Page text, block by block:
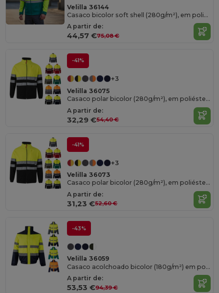
Velilla 36144
Casaco bicolor soft shell (280g/m²), em poliéster (96%) e elastano (4%)
A partir de:
44,57 €75,08 €
-41%
+3
Velilla 36075
Casaco polar bicolor (280g/m²), em poliéster (100%)
A partir de:
32,29 €54,40 €
-41%
+3
Velilla 36073
Casaco polar bicolor (280g/m²), em poliéster (100%)
A partir de:
31,23 €52,60 €
-43%
Velilla 36059
Casaco acolchoado bicolor (180g/m²) em poliéster (100%), com recobrimento de PU
A partir de:
53,53 €94,39 €